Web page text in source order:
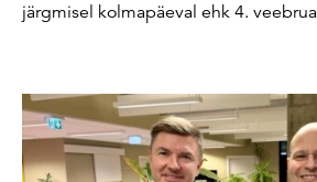
järgmisel kolmapäeval ehk 4.